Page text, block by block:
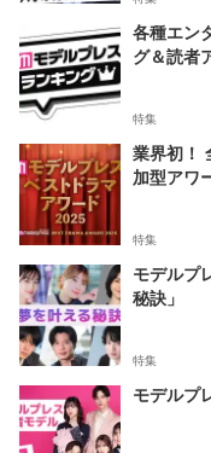
各種エン
グ＆読者
特集
業界初！
加型アワ
特集
モデルプ
秘訣」
特集
モデルプ